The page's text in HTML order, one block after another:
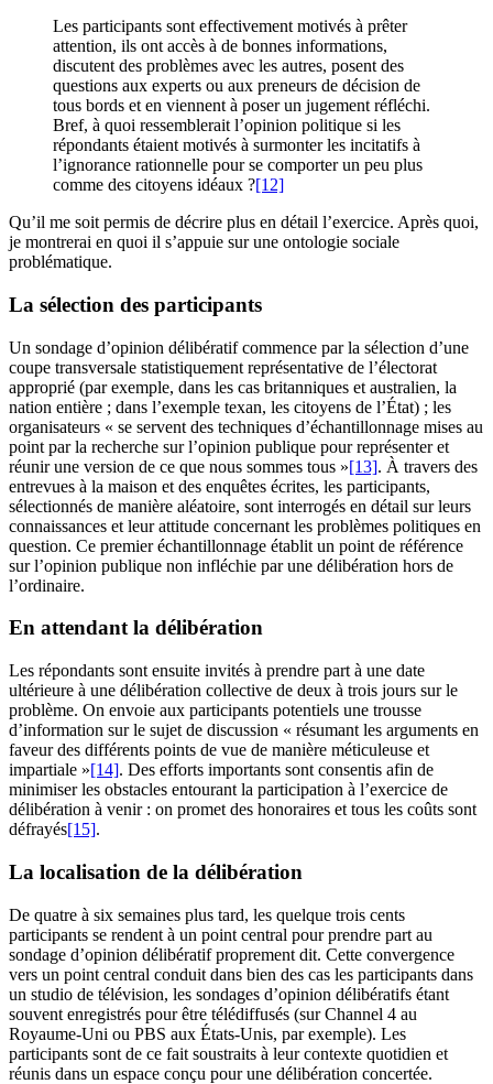
Les participants sont effectivement motivés à prêter
attention, ils ont accès à de bonnes informations,
discutent des problèmes avec les autres, posent des
questions aux experts ou aux preneurs de décision de
tous bords et en viennent à poser un jugement réfléchi.
Bref, à quoi ressemblerait l’opinion politique si les
répondants étaient motivés à surmonter les incitatifs à
l’ignorance rationnelle pour se comporter un peu plus
comme des citoyens idéaux ?[12]
Qu’il me soit permis de décrire plus en détail l’exercice. Après quoi,
je montrerai en quoi il s’appuie sur une ontologie sociale
problématique.
La sélection des participants
Un sondage d’opinion délibératif commence par la sélection d’une
coupe transversale statistiquement représentative de l’électorat
approprié (par exemple, dans les cas britanniques et australien, la
nation entière ; dans l’exemple texan, les citoyens de l’État) ; les
organisateurs « se servent des techniques d’échantillonnage mises au
point par la recherche sur l’opinion publique pour représenter et
réunir une version de ce que nous sommes tous »[13]. À travers des
entrevues à la maison et des enquêtes écrites, les participants,
sélectionnés de manière aléatoire, sont interrogés en détail sur leurs
connaissances et leur attitude concernant les problèmes politiques en
question. Ce premier échantillonnage établit un point de référence
sur l’opinion publique non infléchie par une délibération hors de
l’ordinaire.
En attendant la délibération
Les répondants sont ensuite invités à prendre part à une date
ultérieure à une délibération collective de deux à trois jours sur le
problème. On envoie aux participants potentiels une trousse
d’information sur le sujet de discussion « résumant les arguments en
faveur des différents points de vue de manière méticuleuse et
impartiale »[14]. Des efforts importants sont consentis afin de
minimiser les obstacles entourant la participation à l’exercice de
délibération à venir : on promet des honoraires et tous les coûts sont
défrayés[15].
La localisation de la délibération
De quatre à six semaines plus tard, les quelque trois cents
participants se rendent à un point central pour prendre part au
sondage d’opinion délibératif proprement dit. Cette convergence
vers un point central conduit dans bien des cas les participants dans
un studio de télévision, les sondages d’opinion délibératifs étant
souvent enregistrés pour être télédiffusés (sur Channel 4 au
Royaume-Uni ou PBS aux États-Unis, par exemple). Les
participants sont de ce fait soustraits à leur contexte quotidien et
réunis dans un espace conçu pour une délibération concertée.